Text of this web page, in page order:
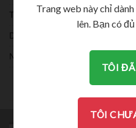
Thời gian ủ:
Dung tích:
Nồng độ:
Trang web này chỉ
lên. Bạn có
TÔI
TÔI